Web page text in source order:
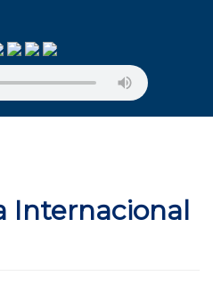
Internacional